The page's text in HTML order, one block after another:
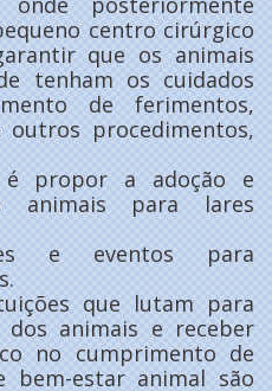
centro cirúrgico
que os animais
tenham os cuidados
de ferimentos,
outros procedimentos,
é propor a adoção e
animais para lares
e eventos para
que lutam para
animais e receber
no cumprimento de
bem-estar animal são